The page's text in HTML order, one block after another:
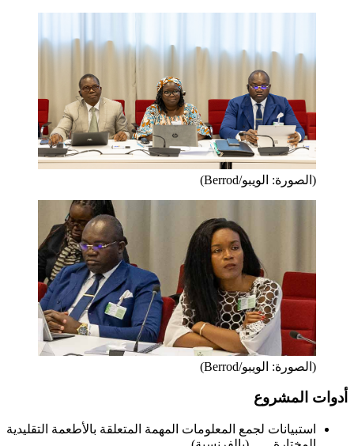
(الصورة: الويبو/Berrod)
(الصورة: الويبو/Berrod)
أدوات المشروع
استبيانات لجمع المعلومات المهمة المتعلقة بالأطعمة التقليدية